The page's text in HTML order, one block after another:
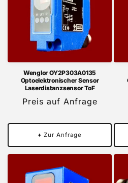
Wenglor OY2P303A0135
Optoelektronischer Sensor
Laserdistanzsensor ToF
Preis auf Anfrage
+ Zur Anfrage